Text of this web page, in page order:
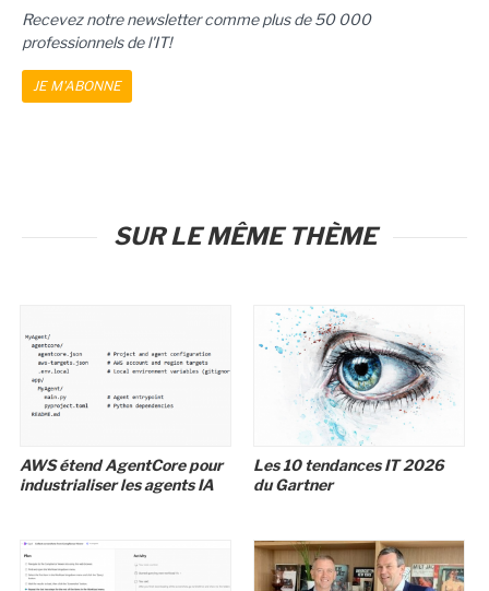
Recevez notre newsletter comme plus de 50 000
professionnels de l'IT!
JE M'ABONNE
SUR LE MÊME THÈME
AWS étend AgentCore pour
industrialiser les agents IA
Les 10 tendances IT 2026
du Gartner